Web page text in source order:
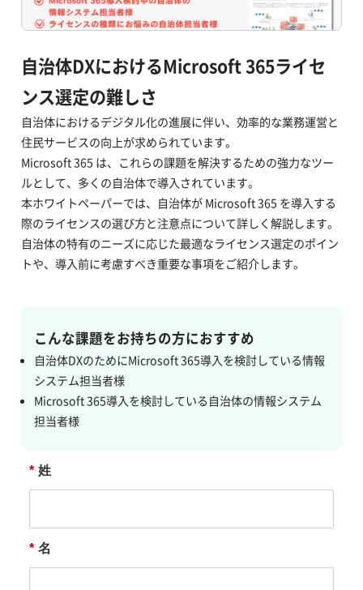
自治体DXにおけるMicrosoft 365ライセ
ンス選定の難しさ
自治体におけるデジタル化の進展に伴い、効率的な業務運営と
住民サービスの向上が求められています。
Microsoft 365 は、これらの課題を解決するための強力なツー
ルとして、多くの自治体で導入されています。
本ホワイトペーパーでは、自治体が Microsoft 365 を導入する
際のライセンスの選び方と注意点について詳しく解説します。
自治体の特有のニーズに応じた最適なライセンス選定のポイン
トや、導入前に考慮すべき重要な事項をご紹介します。
こんな課題をお持ちの方におすすめ
自治体DXのためにMicrosoft 365導入を検討している情報
システム担当者様
Microsoft 365導入を検討している自治体の情報システム
担当者様
* 姓
* 名